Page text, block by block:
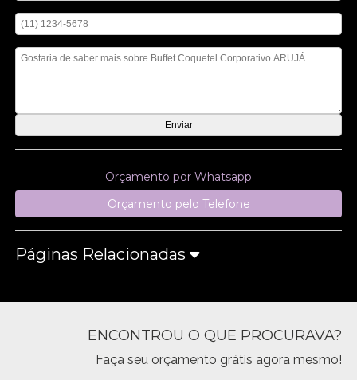
Orçamento por Whatsapp
Orçamento pelo Telefone
Páginas Relacionadas
ENCONTROU O QUE PROCURAVA?
Faça seu orçamento grátis agora mesmo!